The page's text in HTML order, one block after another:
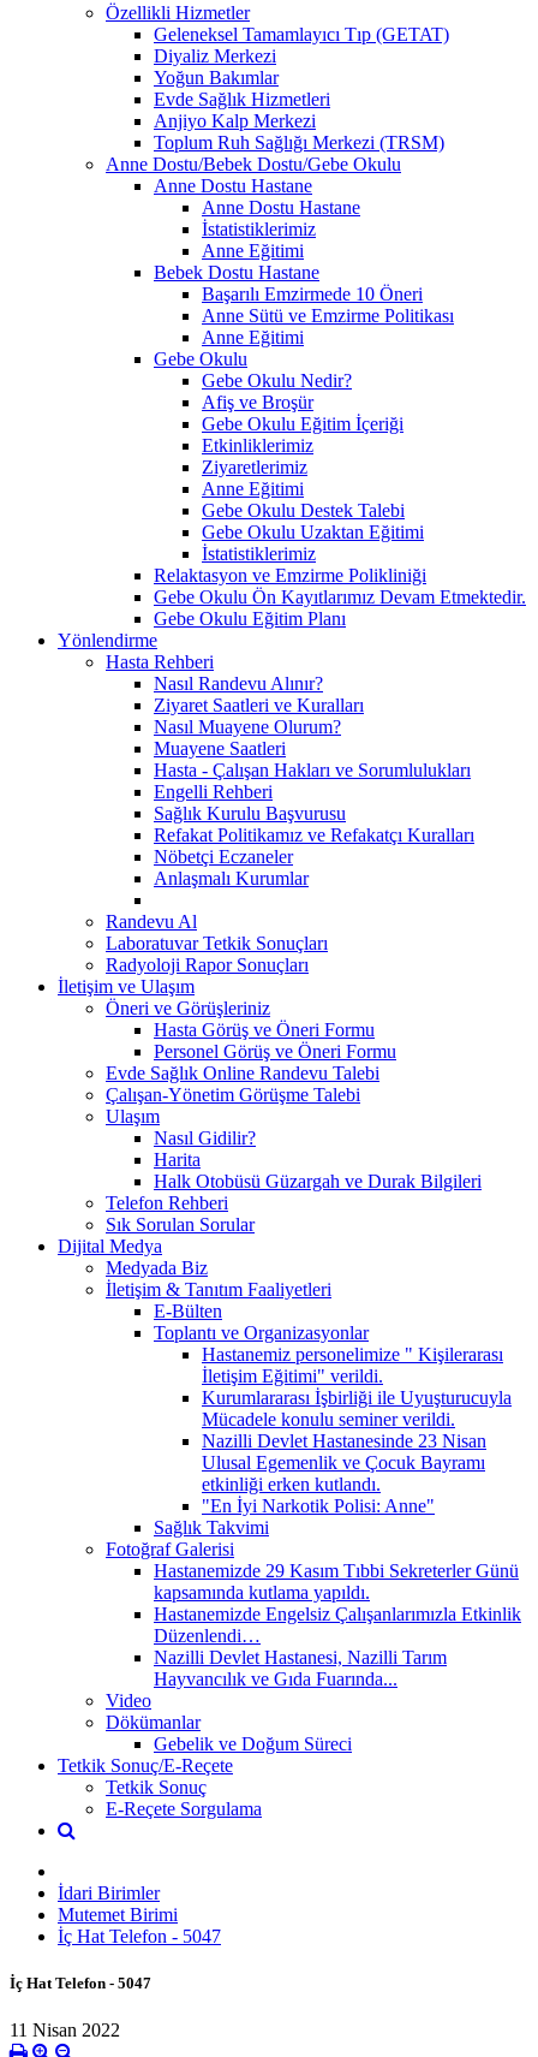
Özellikli Hizmetler
Geleneksel Tamamlayıcı Tıp (GETAT)
Diyaliz Merkezi
Yoğun Bakımlar
Evde Sağlık Hizmetleri
Anjiyo Kalp Merkezi
Toplum Ruh Sağlığı Merkezi (TRSM)
Anne Dostu/Bebek Dostu/Gebe Okulu
Anne Dostu Hastane
Anne Dostu Hastane
İstatistiklerimiz
Anne Eğitimi
Bebek Dostu Hastane
Başarılı Emzirmede 10 Öneri
Anne Sütü ve Emzirme Politikası
Anne Eğitimi
Gebe Okulu
Gebe Okulu Nedir?
Afiş ve Broşür
Gebe Okulu Eğitim İçeriği
Etkinliklerimiz
Ziyaretlerimiz
Anne Eğitimi
Gebe Okulu Destek Talebi
Gebe Okulu Uzaktan Eğitimi
İstatistiklerimiz
Relaktasyon ve Emzirme Polikliniği
Gebe Okulu Ön Kayıtlarımız Devam Etmektedir.
Gebe Okulu Eğitim Planı
Yönlendirme
Hasta Rehberi
Nasıl Randevu Alınır?
Ziyaret Saatleri ve Kuralları
Nasıl Muayene Olurum?
Muayene Saatleri
Hasta - Çalışan Hakları ve Sorumlulukları
Engelli Rehberi
Sağlık Kurulu Başvurusu
Refakat Politikamız ve Refakatçı Kuralları
Nöbetçi Eczaneler
Anlaşmalı Kurumlar
Randevu Al
Laboratuvar Tetkik Sonuçları
Radyoloji Rapor Sonuçları
İletişim ve Ulaşım
Öneri ve Görüşleriniz
Hasta Görüş ve Öneri Formu
Personel Görüş ve Öneri Formu
Evde Sağlık Online Randevu Talebi
Çalışan-Yönetim Görüşme Talebi
Ulaşım
Nasıl Gidilir?
Harita
Halk Otobüsü Güzargah ve Durak Bilgileri
Telefon Rehberi
Sık Sorulan Sorular
Dijital Medya
Medyada Biz
İletişim & Tanıtım Faaliyetleri
E-Bülten
Toplantı ve Organizasyonlar
Hastanemiz personelimize " Kişilerarası
İletişim Eğitimi" verildi.
Kurumlararası İşbirliği ile Uyuşturucuyla
Mücadele konulu seminer verildi.
Nazilli Devlet Hastanesinde 23 Nisan
Ulusal Egemenlik ve Çocuk Bayramı
etkinliği erken kutlandı.
"En İyi Narkotik Polisi: Anne"
Sağlık Takvimi
Fotoğraf Galerisi
Hastanemizde 29 Kasım Tıbbi Sekreterler Günü
kapsamında kutlama yapıldı.
Hastanemizde Engelsiz Çalışanlarımızla Etkinlik
Düzenlendi…
Nazilli Devlet Hastanesi, Nazilli Tarım
Hayvancılık ve Gıda Fuarında...
Video
Dökümanlar
Gebelik ve Doğum Süreci
Tetkik Sonuç/E-Reçete
Tetkik Sonuç
E-Reçete Sorgulama
İdari Birimler
Mutemet Birimi
İç Hat Telefon - 5047
İç Hat Telefon - 5047
11 Nisan 2022